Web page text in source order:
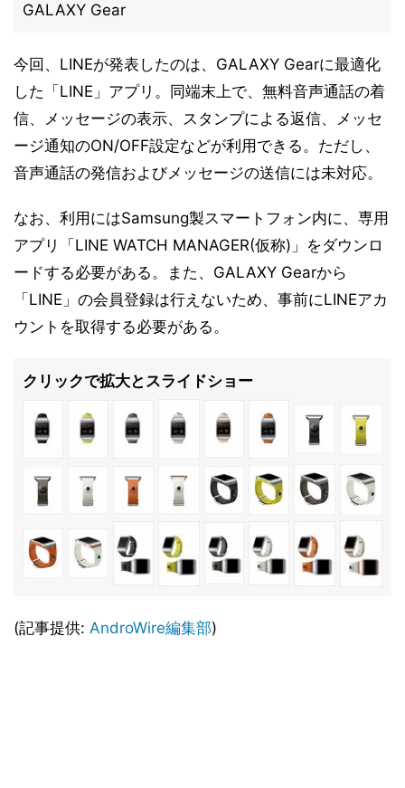
GALAXY Gear
今回、LINEが発表したのは、GALAXY Gearに最適化
した「LINE」アプリ。同端末上で、無料音声通話の着
信、メッセージの表示、スタンプによる返信、メッセ
ージ通知のON/OFF設定などが利用できる。ただし、
音声通話の発信およびメッセージの送信には未対応。
なお、利用にはSamsung製スマートフォン内に、専用
アプリ「LINE WATCH MANAGER(仮称)」をダウンロ
ードする必要がある。また、GALAXY Gearから
「LINE」の会員登録は行えないため、事前にLINEアカ
ウントを取得する必要がある。
クリックで拡大とスライドショー
(記事提供: AndroWire編集部)